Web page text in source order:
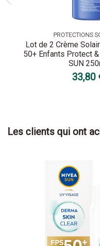
PROTECTIONS
Lot de 2 Crème
50+ Enfants Protect
SUN
33,80
Les clients qui ont